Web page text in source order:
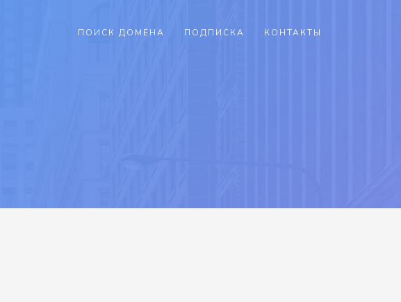
ПОИСК ДОМЕНА ПОДПИСКА КОНТАКТЫ